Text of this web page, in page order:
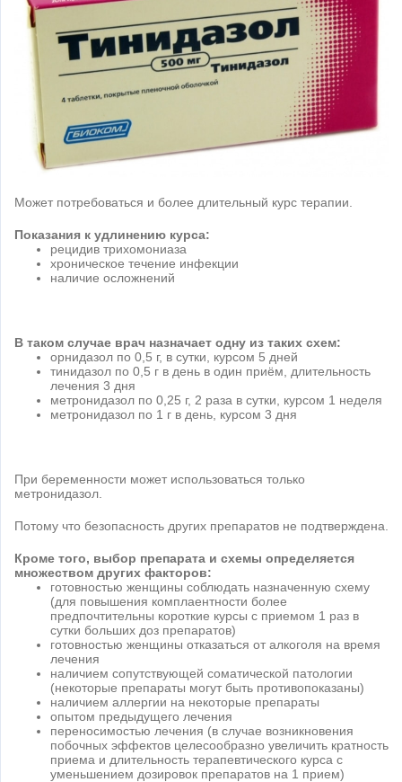
Может потребоваться и более длительный курс терапии.
Показания к удлинению курса:
рецидив трихомониаза
хроническое течение инфекции
наличие осложнений
В таком случае врач назначает одну из таких схем:
орнидазол по 0,5 г, в сутки, курсом 5 дней
тинидазол по 0,5 г в день в один приём, длительность
лечения 3 дня
метронидазол по 0,25 г, 2 раза в сутки, курсом 1 неделя
метронидазол по 1 г в день, курсом 3 дня
При беременности может использоваться только
метронидазол.
Потому что безопасность других препаратов не подтверждена.
Кроме того, выбор препарата и схемы определяется
множеством других факторов:
готовностью женщины соблюдать назначенную схему
(для повышения комплаентности более
предпочтительны короткие курсы с приемом 1 раз в
сутки больших доз препаратов)
готовностью женщины отказаться от алкоголя на время
лечения
наличием сопутствующей соматической патологии
(некоторые препараты могут быть противопоказаны)
наличием аллергии на некоторые препараты
опытом предыдущего лечения
переносимостью лечения (в случае возникновения
побочных эффектов целесообразно увеличить кратность
приема и длительность терапевтического курса с
уменьшением дозировок препаратов на 1 прием)